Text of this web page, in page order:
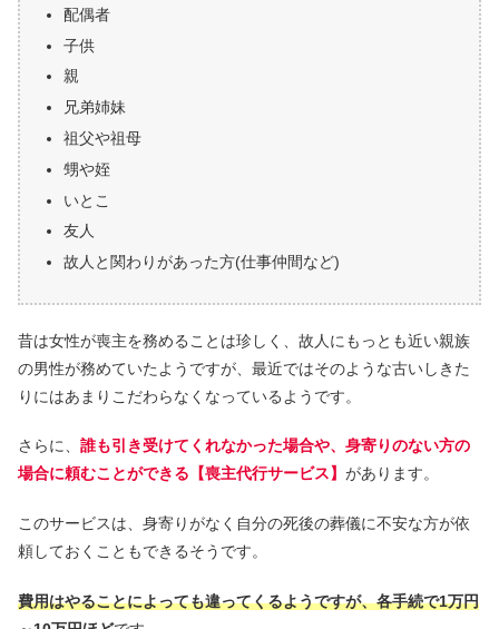
配偶者
子供
親
兄弟姉妹
祖父や祖母
甥や姪
いとこ
友人
故人と関わりがあった方(仕事仲間など)
昔は女性が喪主を務めることは珍しく、故人にもっとも近い親族
の男性が務めていたようですが、最近ではそのような古いしきた
りにはあまりこだわらなくなっているようです。
さらに、 誰も引き受けてくれなかった場合や、身寄りのない方の
場合に頼むことができる【喪主代行サービス】 があります。
このサービスは、身寄りがなく自分の死後の葬儀に不安な方が依
頼しておくこともできるそうです。
費用はやることによっても違ってくるようですが、各手続で1万円